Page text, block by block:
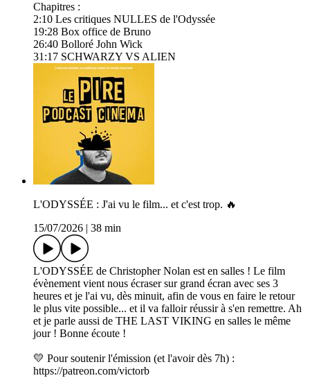
Chapitres :
2:10 Les critiques NULLES de l'Odyssée
19:28 Box office de Bruno
26:40 Bolloré John Wick
31:17 SCHWARZY VS ALIEN
L'ODYSSÉE : J'ai vu le film... et c'est trop. 🔥
15/07/2026
38 min
L'ODYSSÉE de Christopher Nolan est en salles ! Le film
évènement vient nous écraser sur grand écran avec ses 3
heures et je l'ai vu, dès minuit, afin de vous en faire le retour
le plus vite possible... et il va falloir réussir à s'en remettre. Ah
et je parle aussi de THE LAST VIKING en salles le même
jour ! Bonne écoute !
💛 Pour soutenir l'émission (et l'avoir dès 7h) :
⁠⁠⁠⁠⁠⁠⁠⁠⁠⁠⁠⁠⁠⁠⁠⁠⁠⁠⁠⁠⁠⁠⁠⁠⁠⁠⁠⁠⁠⁠⁠⁠⁠⁠⁠⁠⁠⁠⁠⁠⁠⁠⁠⁠⁠⁠⁠⁠⁠⁠⁠⁠⁠⁠⁠⁠⁠⁠⁠⁠⁠⁠⁠⁠⁠⁠⁠⁠⁠⁠⁠⁠⁠⁠⁠⁠⁠⁠⁠⁠⁠⁠⁠⁠⁠⁠⁠⁠⁠⁠⁠⁠⁠⁠⁠⁠⁠⁠⁠⁠⁠⁠⁠⁠⁠⁠⁠⁠⁠⁠⁠⁠⁠⁠⁠⁠⁠⁠⁠⁠⁠⁠⁠⁠https://patreon.com/victorb⁠⁠⁠⁠⁠⁠⁠⁠⁠⁠⁠⁠⁠⁠⁠⁠⁠⁠⁠⁠⁠⁠⁠⁠⁠⁠⁠⁠⁠⁠⁠⁠⁠⁠⁠⁠⁠⁠⁠⁠⁠⁠⁠⁠⁠⁠⁠⁠⁠⁠⁠⁠⁠⁠⁠⁠⁠⁠⁠⁠⁠⁠⁠⁠⁠⁠⁠⁠⁠⁠⁠⁠⁠⁠⁠⁠⁠⁠⁠⁠⁠⁠⁠⁠⁠⁠⁠⁠⁠⁠⁠⁠⁠⁠⁠⁠⁠⁠⁠⁠⁠⁠⁠⁠⁠⁠⁠⁠⁠⁠⁠⁠⁠⁠⁠⁠⁠⁠⁠⁠⁠⁠⁠⁠